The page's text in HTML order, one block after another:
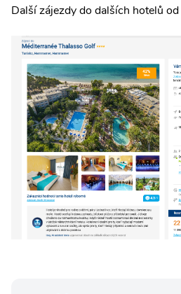
Další zájezdy do dalších hotelů